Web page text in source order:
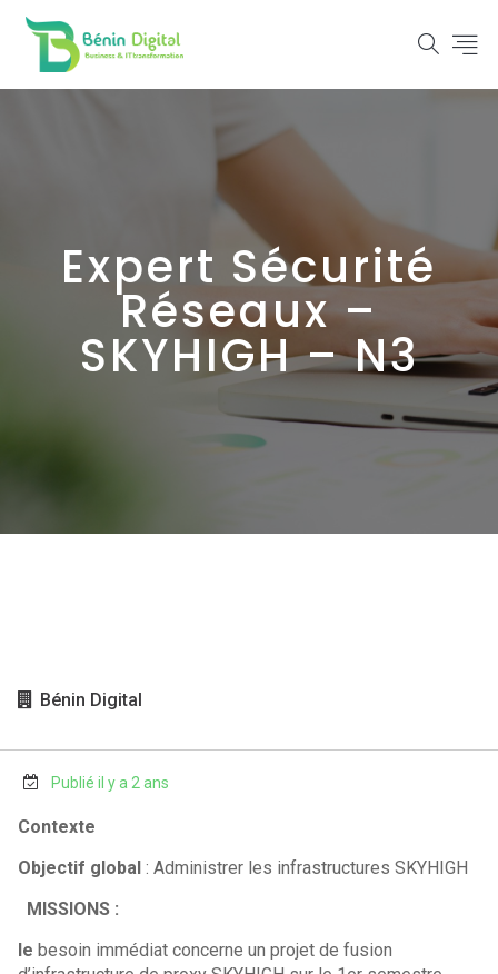
Expert Sécurité
Réseaux –
SKYHIGH – N3
Bénin Digital
Publié il y a 2 ans
Contexte
Objectif global: Administrer les infrastructures SKYHIGH
MISSIONS :
le besoin immédiat concerne un projet de fusion